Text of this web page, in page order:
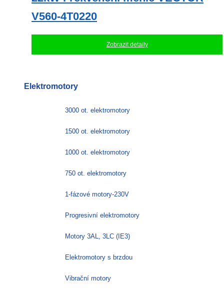
V560-4T0220
Zobrazit detaily
Elektromotory
3000 ot. elektromotory
1500 ot. elektromotory
1000 ot. elektromotory
750 ot. elektromotory
1-fázové motory-230V
Progresivní elektromotory
Motory 3AL, 3LC (IE3)
Elektromotory s brzdou
Vibrační motory